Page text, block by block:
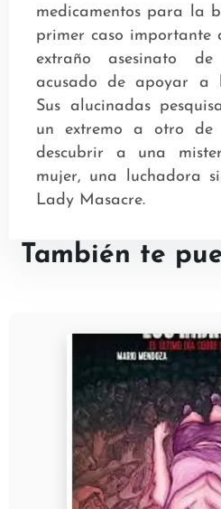
medicamentos para la
primer caso importante
extraño asesinato de
acusado de apoyar a
Sus alucinadas
un extremo a otro de
descubrir a una
mujer, una luchadora
Lady Masacre.
También te